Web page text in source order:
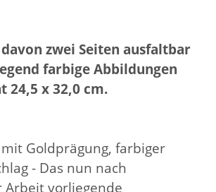
zwei Seiten ausfaltbar
farbige Abbildungen
24,5 x 32,0 cm.
Goldprägung, farbiger
- Das nun nach
Arbeit vorliegende